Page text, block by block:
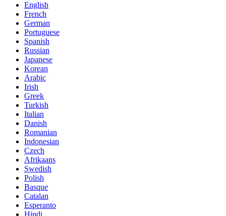
English
French
German
Portuguese
Spanish
Russian
Japanese
Korean
Arabic
Irish
Greek
Turkish
Italian
Danish
Romanian
Indonesian
Czech
Afrikaans
Swedish
Polish
Basque
Catalan
Esperanto